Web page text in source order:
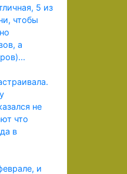
5 из
чтобы
а
не
что
в
и